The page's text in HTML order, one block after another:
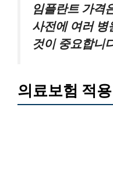
임플란트 가격
사전에 여러 병
것이 중요합니
의료보험 적용